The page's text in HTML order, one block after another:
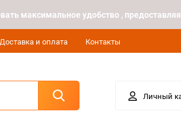
максимальное удобство ,
Доставка и оплата Контакты
Личный